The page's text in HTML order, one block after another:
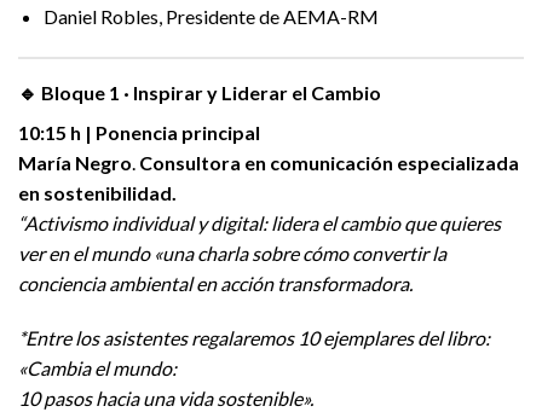
Daniel Robles, Presidente de AEMA-RM
🔹 Bloque 1 · Inspirar y Liderar el Cambio
10:15 h | Ponencia principal
María Negro Consultora en comunicación especializada
en sostenibilidad.
“Activismo individual y digital: lidera el cambio que quieres
ver en el mundo «una charla sobre cómo convertir la
conciencia ambiental en acción transformadora.
*Entre los asistentes regalaremos 10 ejemplares del libro:
«Cambia el mundo:
10 pasos hacia una vida sostenible».